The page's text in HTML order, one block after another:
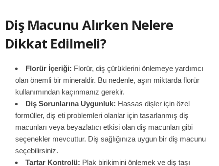
Diş Macunu Alırken Nelere
Dikkat Edilmeli?
Florür İçeriği: Florür, diş çürüklerini önlemeye yardımcı
olan önemli bir mineraldir. Bu nedenle, aşırı miktarda florür
kullanımından kaçınmanız gerekir.
Diş Sorunlarına Uygunluk: Hassas dişler için özel
formüller, diş eti problemleri olanlar için tasarlanmış diş
macunları veya beyazlatıcı etkisi olan diş macunları gibi
seçenekler mevcuttur. Diş sağlığınıza uygun bir diş macunu
seçebilirsiniz.
Tartar Kontrolü: Plak birikimini önlemek ve diş taşı